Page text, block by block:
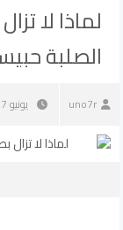
لماذا لا
الصلبة
uno7r يونيو 17, 2026